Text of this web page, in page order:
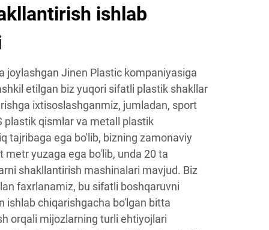
ishlab
joylashgan Jinen Plastic kompaniyasiga
etilgan biz yuqori sifatli plastik shakllar
ixtisoslashganmiz, jumladan, sport
plastik qismlar va metall plastik
tajribaga ega bo'lib, bizning zamonaviy
yuzaga ega bo'lib, unda 20 ta
shakllantirish mashinalari mavjud. Biz
faxrlanamiz, bu sifatli boshqaruvni
ishlab chiqarishgacha bo'lgan bitta
orqali mijozlarning turli ehtiyojlari